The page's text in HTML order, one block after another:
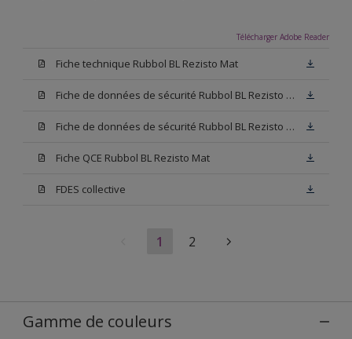
Télécharger Adobe Reader
Fiche technique Rubbol BL Rezisto Mat
Fiche de données de sécurité Rubbol BL Rezisto Mat Base W05
Fiche de données de sécurité Rubbol BL Rezisto Mat Base N00
Fiche QCE Rubbol BL Rezisto Mat
FDES collective
1 2
Gamme de couleurs